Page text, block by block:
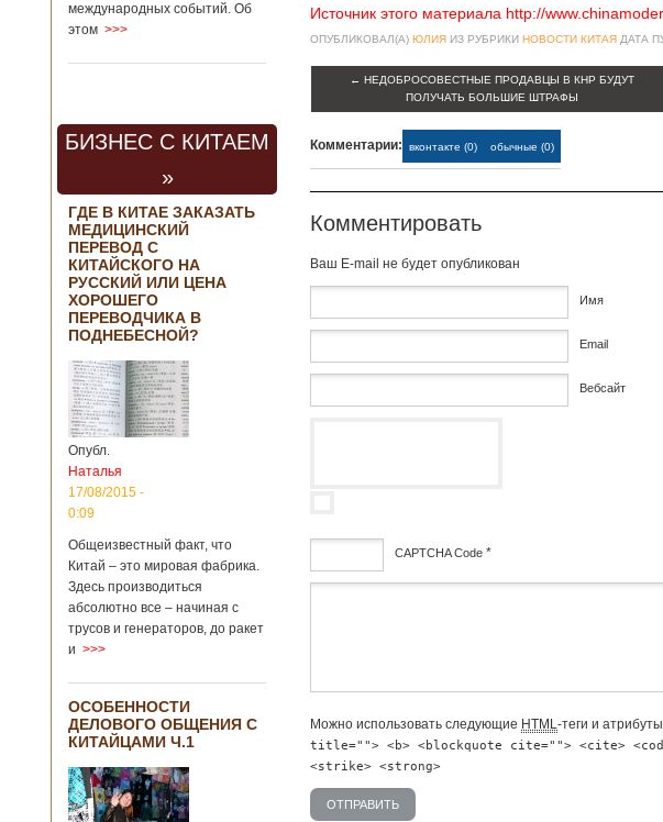
международных событий. Об
этом >>>
БИЗНЕС С КИТАЕМ
»
ГДЕ В КИТАЕ ЗАКАЗАТЬ
МЕДИЦИНСКИЙ
ПЕРЕВОД С
КИТАЙСКОГО НА
РУССКИЙ ИЛИ ЦЕНА
ХОРОШЕГО
ПЕРЕВОДЧИКА В
ПОДНЕБЕСНОЙ?
Опубл.
Наталья
17/08/2015 -
0:09
Общеизвестный факт, что
Китай – это мировая фабрика.
Здесь производиться
абсолютно все – начиная с
трусов и генераторов, до ракет
и >>>
ОСОБЕННОСТИ
ДЕЛОВОГО ОБЩЕНИЯ С
КИТАЙЦАМИ Ч.1
Источник этого материала http://
ОПУБЛИКОВАЛ(А) ЮЛИЯ ИЗ РУБРИКИ НОВОСТИ КИТАЯ ДАТА
← НЕДОБРОСОВЕСТНЫЕ ПРОДАВЦЫ В КНР БУДУТ
ПОЛУЧАТЬ БОЛЬШИЕ ШТРАФЫ
Комментарии: вконтакте (0) обычные (0)
Комментировать
Baш E-mail не будет опубликован
Имя
Email
Вебсайт
CAPTCHA Code *
Можно использовать следующие HTML-теги и
title=""> <b> <blockquote cite=""> <cite>
<strike> <strong>